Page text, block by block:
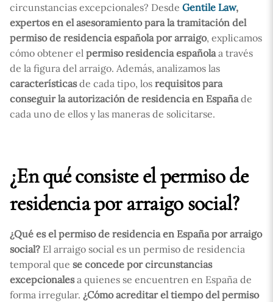
circunstancias excepcionales? Desde Gentile Law,
expertos en el asesoramiento para la tramitación del
permiso de residencia española por arraigo, explicamos
cómo obtener el permiso residencia españolaa través
de la figura del arraigo. Además, analizamos las
característicasde cada tipo, los requisitos para
conseguir la autorización de residencia en Españade
cada uno de ellos y las maneras de solicitarse.
¿En qué consiste el permiso de
residencia por arraigo social?
¿Qué es el permiso de residencia en España por arraigo
social? El arraigo social es un permiso de residencia
temporal que se concede por circunstancias
excepcionalesa quienes se encuentren en España de
forma irregular. ¿Cómo acreditar el tiempo del permiso